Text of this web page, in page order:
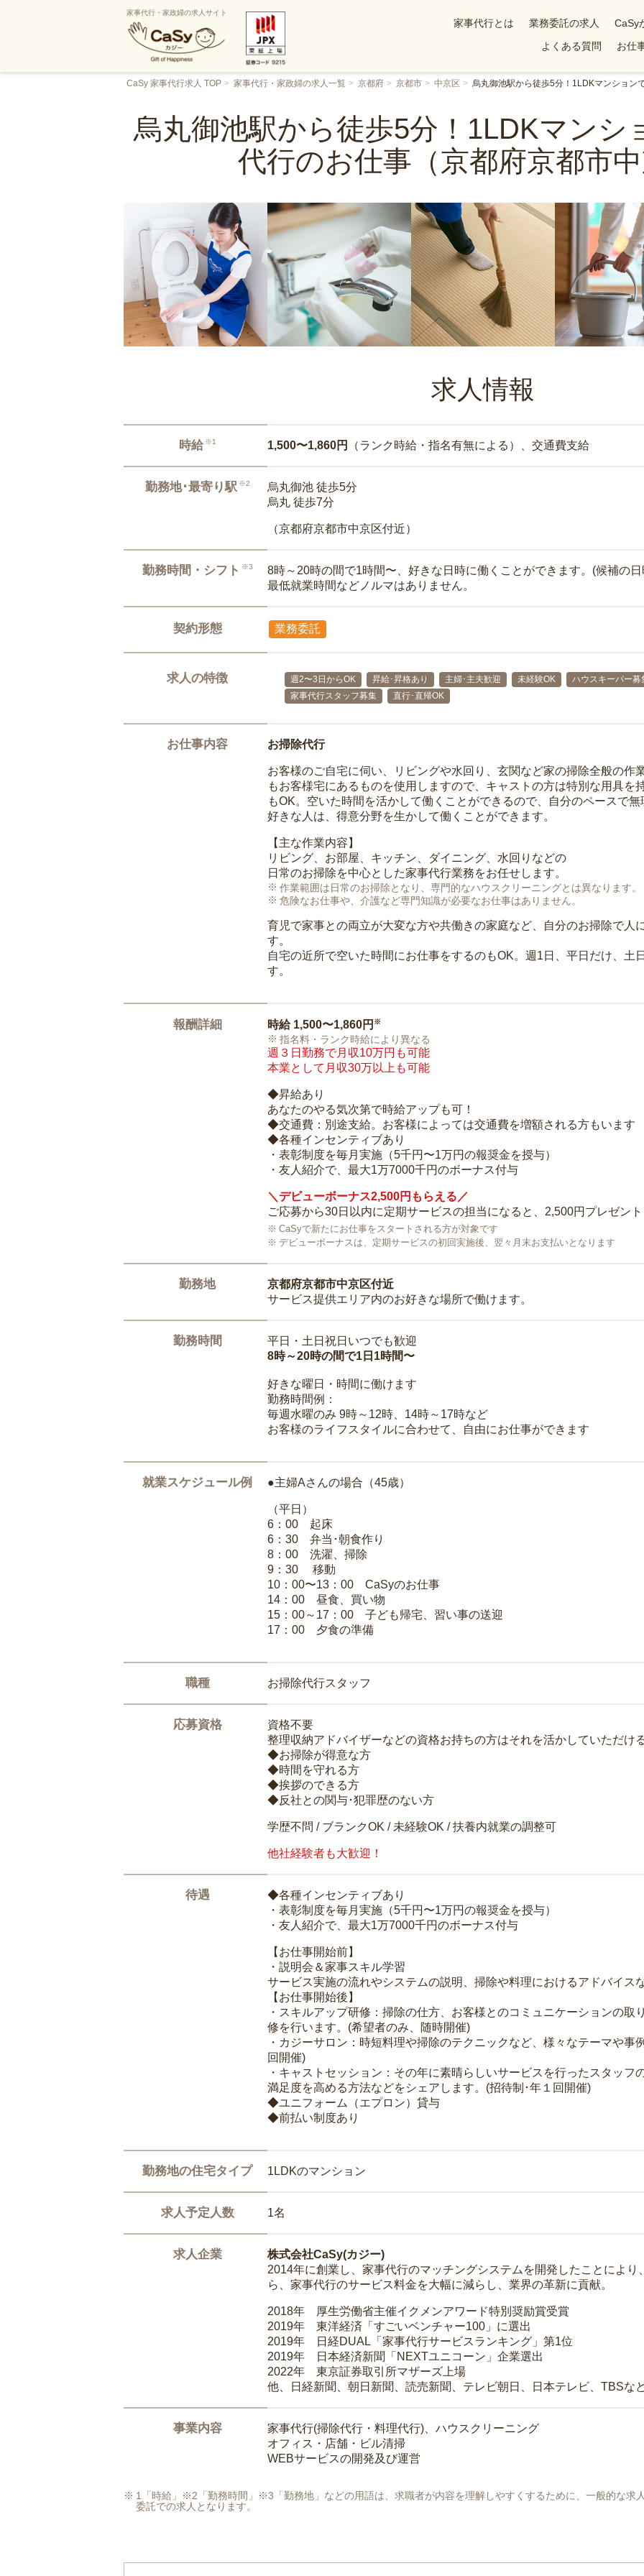
家事代行・家政婦の求人サイト
家事代行とは 業務委託の求人 CaSy
よくある質問
お仕
CaSy 家事代行求人 TOP 家事代行・家政婦の求人一覧 京都府 京都市 中京区 烏丸御池駅から徒歩5分！1LDKマンション
烏丸御池駅から徒歩5分！1LDKマンシ
代行のお仕事（京都府京都市中
求人情報
時給 ※1 1,500〜1,860円 （ランク時給・指名有無による）、交通費支給
勤務地･最寄り駅 ※2
烏丸御池 徒歩5分
烏丸 徒歩7分
（京都府京都市中京区付近）
勤務時間・シフト ※3
8時～20時の間で1時間〜、好きな日時に働くことができます。(候補の
最低就業時間などノルマはありません。
契約形態 業務委託
求人の特徴 週2〜3日からOK 昇給･昇格あり 主婦･主夫歓迎 未経験OK ハウスキーパー募
家事代行スタッフ募集
直行･直帰OK
お仕事内容 お掃除代行
お客様のご自宅に伺い、リビングや水回り、玄関など家の掃除全般の作
もお客様宅にあるものを使用しますので、キャストの方は特別な用具を
もOK。空いた時間を活かして働くことができるので、自分のペースで
好きな人は、得意分野を生かして働くことができます。
【主な作業内容】
リビング、お部屋、キッチン、ダイニング、水回りなどの
日常のお掃除を中心とした家事代行業務をお任せします。
作業範囲は日常のお掃除となり、専門的なハウスクリーニングとは異なります。
危険なお仕事や、介護など専門知識が必要なお仕事はありません。
育児で家事との両立が大変な方や共働きの家庭など、自分のお掃除で人
す。
自宅の近所で空いた時間にお仕事をするのもOK。週1日、平日だけ、土
す。
報酬詳細 時給 1,500〜1,860円 ※
指名料・ランク時給により異なる
週３日勤務で月収10万円も可能
本業として月収30万以上も可能
◆昇給あり
あなたのやる気次第で時給アップも可！
◆交通費：別途支給。お客様によっては交通費を増額される方もいます
◆各種インセンティブあり
・表彰制度を毎月実施（5千円〜1万円の報奨金を授与）
・友人紹介で、最大1万7000千円のボーナス付与
＼デビューボーナス2,500円もらえる／
ご応募から30日以内に定期サービスの担当になると、2,500円プレゼント
CaSyで新たにお仕事をスタートされる方が対象です
デビューボーナスは、定期サービスの初回実施後、翌々月末お支払いとなります
勤務地
京都府京都市中京区付近
サービス提供エリア内のお好きな場所で働けます。
勤務時間
平日・土日祝日いつでも歓迎
8時～20時の間で1日1時間〜
好きな曜日・時間に働けます
勤務時間例：
毎週水曜のみ 9時～12時、14時～17時など
お客様のライフスタイルに合わせて、自由にお仕事ができます
就業スケジュール例 ●主婦Aさんの場合（45歳）
（平日）
6：00 起床
6：30 弁当･朝食作り
8：00 洗濯、掃除
9：30 移動
10：00〜13：00 CaSyのお仕事
14：00 昼食、買い物
15：00～17：00 子ども帰宅、習い事の送迎
17：00 夕食の準備
職種 お掃除代行スタッフ
応募資格
資格不要
整理収納アドバイザーなどの資格お持ちの方はそれを活かしていただけ
◆お掃除が得意な方
◆時間を守れる方
◆挨拶のできる方
◆反社との関与･犯罪歴のない方
学歴不問 / ブランクOK / 未経験OK / 扶養内就業の調整可
他社経験者も大歓迎！
待遇
◆各種インセンティブあり
・表彰制度を毎月実施（5千円〜1万円の報奨金を授与）
・友人紹介で、最大1万7000千円のボーナス付与
【お仕事開始前】
・説明会＆家事スキル学習
サービス実施の流れやシステムの説明、掃除や料理におけるアドバイス
【お仕事開始後】
・スキルアップ研修：掃除の仕方、お客様とのコミュニケーションの
修を行います。(希望者のみ、随時開催)
・カジーサロン：時短料理や掃除のテクニックなど、様々なテーマや事
回開催)
・キャストセッション：その年に素晴らしいサービスを行ったスタッ
満足度を高める方法などをシェアします。(招待制･年１回開催)
◆ユニフォーム（エプロン）貸与
◆前払い制度あり
勤務地の住宅タイプ 1LDKのマンション
求人予定人数 1名
求人企業
株式会社CaSy(カジー)
2014年に創業し、家事代行のマッチングシステムを開発したことによ
ら、家事代行のサービス料金を大幅に減らし、業界の革新に貢献。
2018年 厚生労働省主催イクメンアワード特別奨励賞受賞
2019年 東洋経済「すごいベンチャー100」に選出
2019年 日経DUAL「家事代行サービスランキング」第1位
2019年 日本経済新聞「NEXTユニコーン」企業選出
2022年 東京証券取引所マザーズ上場
他、日経新聞、朝日新聞、読売新聞、テレビ朝日、日本テレビ、TBSな
事業内容
家事代行(掃除代行・料理代行)、ハウスクリーニング
オフィス・店舗・ビル清掃
WEBサービスの開発及び運営
1「時給」※2「勤務時間」※3「勤務地」などの用語は、求職者が内容を理解しやすくするために、一般的な求
委託での求人となります。